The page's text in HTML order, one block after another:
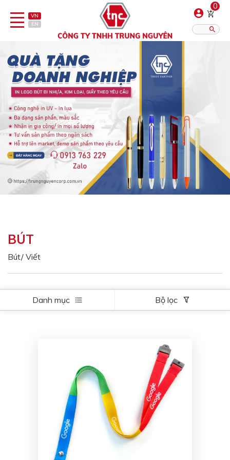
VN
EN
0
Danh sách sản phẩm
Bút
Bật lửa
Đồ sứ quà tặng
Bình/ca giữ nhiệt
Dây đeo & Phụ kiện
Màu sắc
Đỏ
Xanh ngọc
Xanh lá
Cam
Vàng
Hồng
Tím
Vàng kem
Bạc - Bạc
Xanh dương - Bạc
Xanh lá - Bạc
Xám - Bạc
Cam - Bạc
Tím - Bạc
Bạc - Xanh dương
Hiển thị?: 20
BÚT
Bút/ Viết
Danh mục Bộ lọc